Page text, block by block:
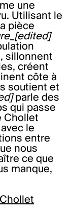
une
Utilisant le
pièce
sillonnent
créent
côte à
soutient et
parle des
qui passe
Chollet
le
entre
nous
ce que
manque,